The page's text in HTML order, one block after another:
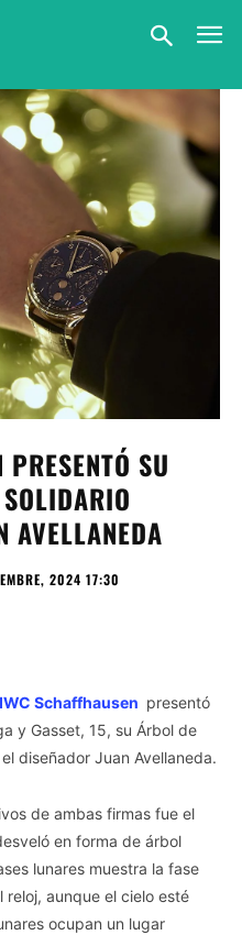
SU
AVELLANEDA
2024 17:30
IWC Schaffhausen presentó
y Gasset, 15, su Árbol de
diseñador Juan Avellaneda.
de ambas firmas fue el
en forma de árbol
lunares muestra la fase
aunque el cielo esté
ocupan un lugar